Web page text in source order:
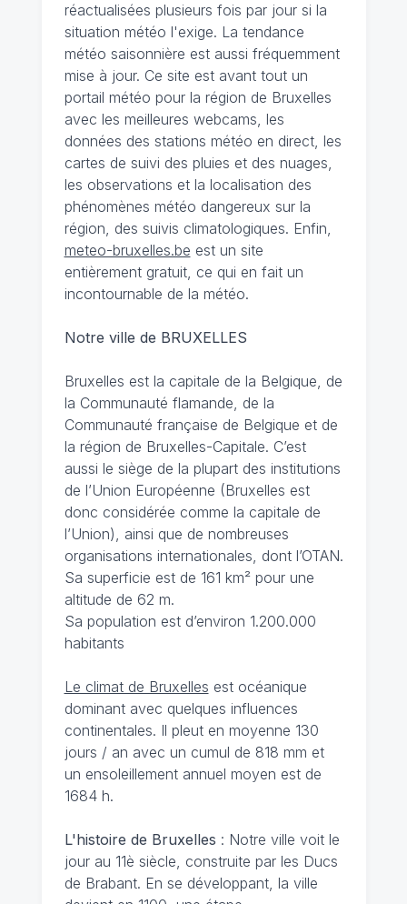
réactualisées plusieurs fois par jour si la
situation météo l'exige. La tendance
météo saisonnière est aussi fréquemment
mise à jour. Ce site est avant tout un
portail météo pour la région de Bruxelles
avec les meilleures webcams, les
données des stations météo en direct, les
cartes de suivi des pluies et des nuages,
les observations et la localisation des
phénomènes météo dangereux sur la
région, des suivis climatologiques. Enfin,
meteo-bruxelles.be est un site
entièrement gratuit, ce qui en fait un
incontournable de la météo.
Notre ville de BRUXELLES
Bruxelles est la capitale de la Belgique, de
la Communauté flamande, de la
Communauté française de Belgique et de
la région de Bruxelles-Capitale. C’est
aussi le siège de la plupart des institutions
de l’Union Européenne (Bruxelles est
donc considérée comme la capitale de
l’Union), ainsi que de nombreuses
organisations internationales, dont l’OTAN.
Sa superficie est de 161 km² pour une
altitude de 62 m.
Sa population est d’environ 1.200.000
habitants
Le climat de Bruxelles est océanique
dominant avec quelques influences
continentales. Il pleut en moyenne 130
jours / an avec un cumul de 818 mm et
un ensoleillement annuel moyen est de
1684 h.
L'histoire de Bruxelles : Notre ville voit le
jour au 11è siècle, construite par les Ducs
de Brabant. En se développant, la ville